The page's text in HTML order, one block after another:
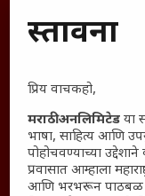
English To Marathi
Kruti Dev Unicode
Shop Unlimited
Thought For The
प्रस्तावना
प्रिय वाचकहो,
मराठी अनलिमिटेड या
भाषा, साहित्य आणि
पोहोचवण्याच्या
प्रवासात आम्हाला
आणि भरभरून